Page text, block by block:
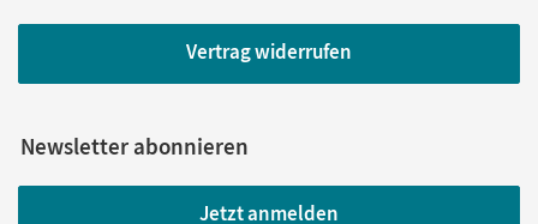
Vertrag widerrufen
Newsletter abonnieren
Jetzt anmelden